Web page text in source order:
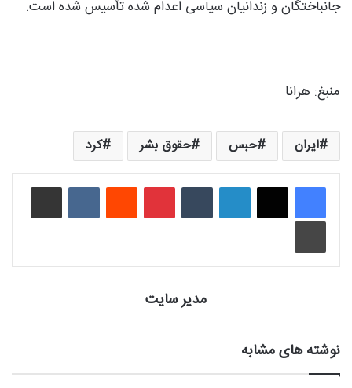
جانباختگان و زندانیان سیاسی اعدام شده تأسیس شده است.
منبغ: هرانا
ایران حبس حقوق بشر کرد
لینکدین ‫پین‌ترست ‫رددیت
چاپ
مدیر سایت
نوشته های مشابه